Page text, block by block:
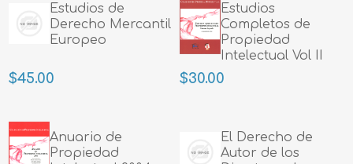
Estudios de
Derecho Mercantil
Europeo
$45.00
Estudios
Completos de
Propiedad
Intelectual Vol II
$30.00
Anuario de
Propiedad
El Derecho de
Autor de los